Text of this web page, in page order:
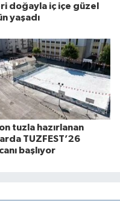
doğayla iç içe güzel
yaşadı
tuzla hazırlanan
TUZFEST’26
başlıyor